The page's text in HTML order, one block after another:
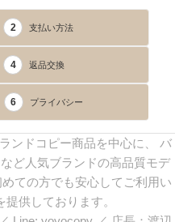
2 支払い方法
4 返品交換
6 プライバシー
ンドコピー商品を中心に、 バ
ど人気ブランドの高品質モデ
ての方でも安心してご利用い
供しております。